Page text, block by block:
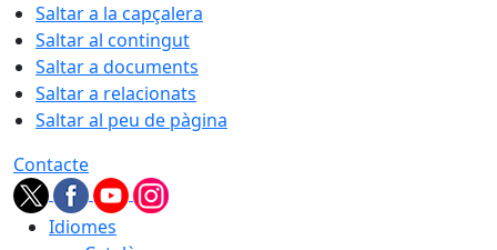
Saltar a la capçalera
Saltar al contingut
Saltar a documents
Saltar a relacionats
Saltar al peu de pàgina
Contacte
Idiomes